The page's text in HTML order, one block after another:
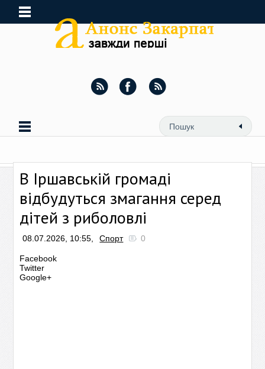
В Іршавській громаді
відбудуться змагання серед
дітей з риболовлі
08.07.2026, 10:55, Спорт 0
Facebook
Twitter
Google+